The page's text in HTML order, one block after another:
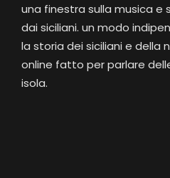
una finestra sulla musica
dai siciliani. un modo
la storia dei siciliani e della
online fatto per parlare
isola.